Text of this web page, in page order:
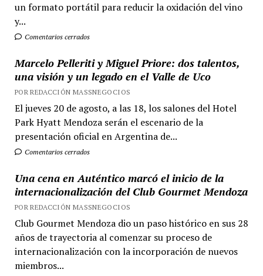
un formato portátil para reducir la oxidación del vino
y...
Comentarios cerrados
Marcelo Pelleriti y Miguel Priore: dos talentos,
una visión y un legado en el Valle de Uco
POR REDACCIÓN MASSNEGOCIOS
El jueves 20 de agosto, a las 18, los salones del Hotel
Park Hyatt Mendoza serán el escenario de la
presentación oficial en Argentina de...
Comentarios cerrados
Una cena en Auténtico marcó el inicio de la
internacionalización del Club Gourmet Mendoza
POR REDACCIÓN MASSNEGOCIOS
Club Gourmet Mendoza dio un paso histórico en sus 28
años de trayectoria al comenzar su proceso de
internacionalización con la incorporación de nuevos
miembros...